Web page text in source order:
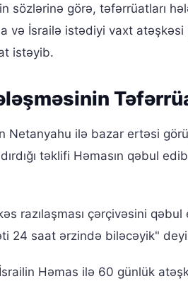
sözlərinə görə, təfərrüatları
və İsrailə istədiyi vaxt
istəyib.
Netanyahu ilə bazar ertəsi
təklifi Həmasın qəbul
razılaşması çərçivəsini
24 saat ərzində biləcəyik"
Həmas ilə 60 günlük